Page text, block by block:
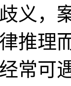
义，
推理
常可